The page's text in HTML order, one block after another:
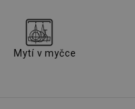
Mytí v myčce